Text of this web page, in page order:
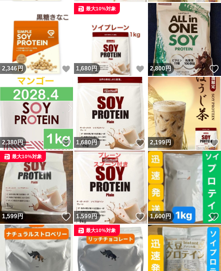
2,346円 いいね！
1,680 円 いいね！
最大10%対象
2,800円
2,380円 いいね！
1,680円 いいね！
2,199円
1,599円 いいね！
最大10%対象
1,599円 いいね！
1,600円
最大10%対象